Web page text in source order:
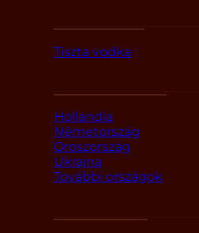
Tiszta vodka
Hollandia
Németország
Oroszország
Ukrajna
További országok